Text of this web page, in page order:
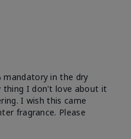
mandatory in the dry
thing I don't love about it
I wish this came
fragrance. Please